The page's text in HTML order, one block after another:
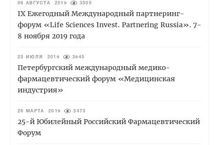
06 АВГУСТА 2019 3505
IХ Ежегодный Международный партнеринг-
форум «Life Sciences Invest. Partnering Russia». 7-
8 ноября 2019 года
23 ИЮЛЯ 2019 3945
Петербургский международный медико-
фармацевтический форум «Медицинская
индустрия»
26 МАРТА 2019 3473
25-й Юбилейный Российский Фармацевтический
Форум